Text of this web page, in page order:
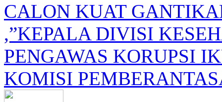
CALON KUAT
,”KEPALA DIVISI
PENGAWAS KORUPSI
KOMISI